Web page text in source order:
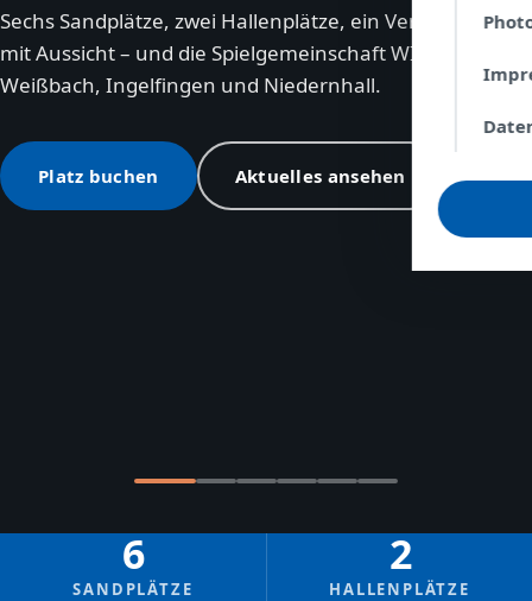
Sechs Sandplätze, zwei Hallenplätze, ein Vereinsheim
mit Aussicht – und die Spielgemeinschaft WIN aus
Weißbach, Ingelfingen und Niedernhall.
Platz buchen Aktuelles ansehen
6
SANDPLÄTZE
2
HALLENPLÄTZE